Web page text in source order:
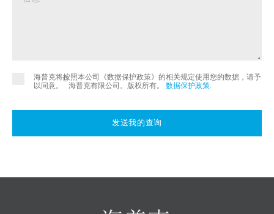
海普克将按照本公司《数据保护政策》的相关规定使用您的数据，请予
以同意。
©
海普克有限公司。版权所有。 数据保护政策.
发送我的查询